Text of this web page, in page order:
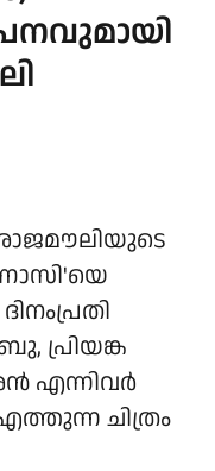
പ്രിയങ്ക
എന്നിവർ
ചിത്രം